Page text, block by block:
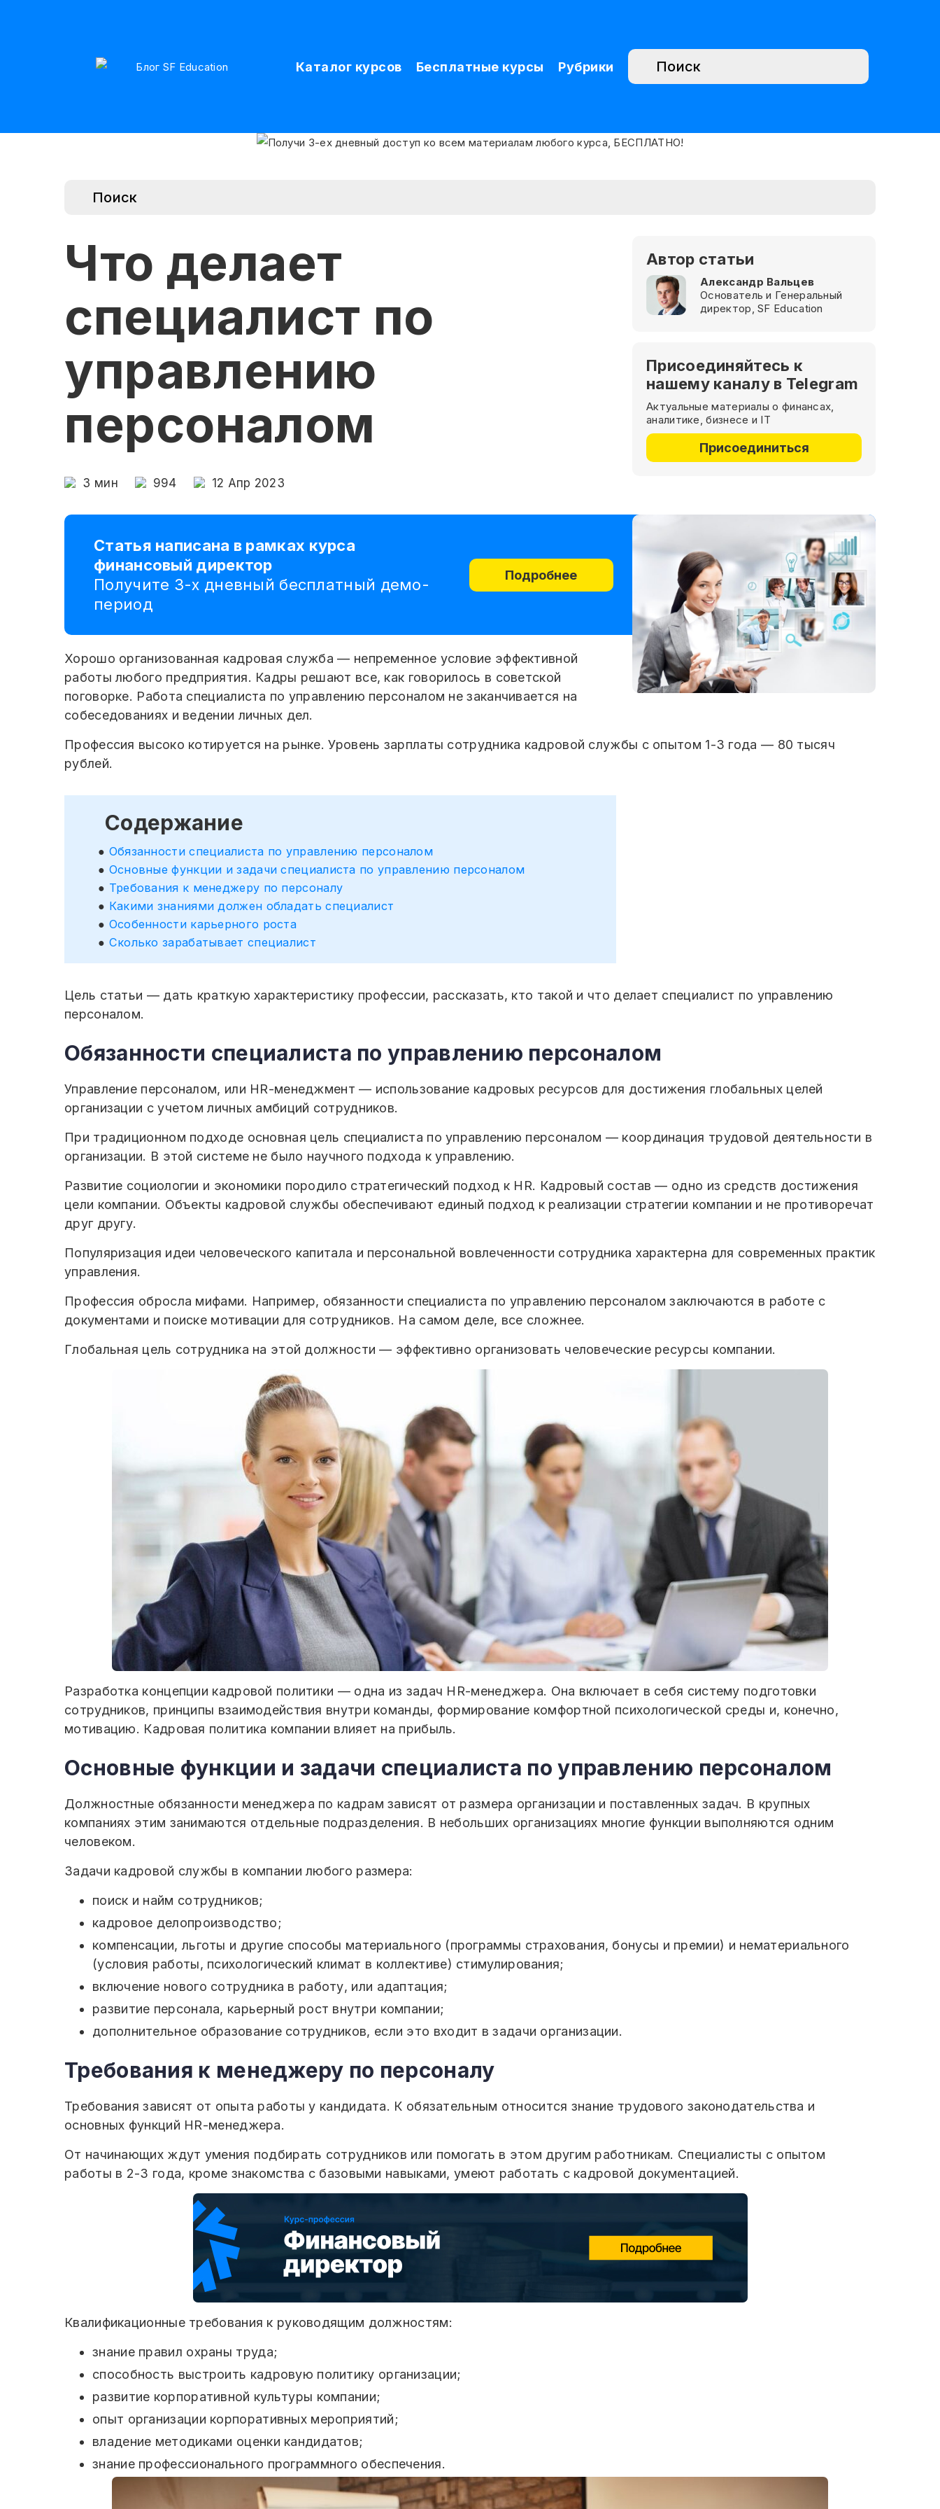
Каталог курсов Бесплатные курсы Рубрики
Что делает
специалист по
управлению
персоналом
3 мин 994 12 Апр 2023
Автор статьи
Александр Вальцев
Основатель и Генеральный
директор, SF Education
Присоединяйтесь к
нашему каналу в Telegram
Актуальные материалы о финансах,
аналитике, бизнесе и IT
Присоединиться
Статья написана в рамках курса
финансовый директор
Получите 3-х дневный бесплатный демо-
период
Подробнее
Хорошо организованная кадровая служба — непременное условие эффективной
работы любого предприятия. Кадры решают все, как говорилось в советской
поговорке. Работа специалиста по управлению персоналом не заканчивается на
собеседованиях и ведении личных дел.
Профессия высоко котируется на рынке. Уровень зарплаты сотрудника кадровой службы с опытом 1-3 года — 80 тысяч
рублей.
Содержание
Обязанности специалиста по управлению персоналом
Основные функции и задачи специалиста по управлению персоналом
Требования к менеджеру по персоналу
Какими знаниями должен обладать специалист
Особенности карьерного роста
Сколько зарабатывает специалист
Цель статьи — дать краткую характеристику профессии, рассказать, кто такой и что делает специалист по управлению
персоналом.
Обязанности специалиста по управлению персоналом
Управление персоналом, или HR-менеджмент — использование кадровых ресурсов для достижения глобальных целей
организации с учетом личных амбиций сотрудников.
При традиционном подходе основная цель специалиста по управлению персоналом — координация трудовой деятельности в
организации. В этой системе не было научного подхода к управлению.
Развитие социологии и экономики породило стратегический подход к HR. Кадровый состав — одно из средств достижения
цели компании. Объекты кадровой службы обеспечивают единый подход к реализации стратегии компании и не противоречат
друг другу.
Популяризация идеи человеческого капитала и персональной вовлеченности сотрудника характерна для современных практик
управления.
Профессия обросла мифами. Например, обязанности специалиста по управлению персоналом заключаются в работе с
документами и поиске мотивации для сотрудников. На самом деле, все сложнее.
Глобальная цель сотрудника на этой должности — эффективно организовать человеческие ресурсы компании.
Разработка концепции кадровой политики — одна из задач HR-менеджера. Она включает в себя систему подготовки
сотрудников, принципы взаимодействия внутри команды, формирование комфортной психологической среды и, конечно,
мотивацию. Кадровая политика компании влияет на прибыль.
Основные функции и задачи специалиста по управлению персоналом
Должностные обязанности менеджера по кадрам зависят от размера организации и поставленных задач. В крупных
компаниях этим занимаются отдельные подразделения. В небольших организациях многие функции выполняются одним
человеком.
Задачи кадровой службы в компании любого размера:
поиск и найм сотрудников;
кадровое делопроизводство;
компенсации, льготы и другие способы материального (программы страхования, бонусы и премии) и нематериального
(условия работы, психологический климат в коллективе) стимулирования;
включение нового сотрудника в работу, или адаптация;
развитие персонала, карьерный рост внутри компании;
дополнительное образование сотрудников, если это входит в задачи организации.
Требования к менеджеру по персоналу
Требования зависят от опыта работы у кандидата. К обязательным относится знание трудового законодательства и
основных функций HR-менеджера.
От начинающих ждут умения подбирать сотрудников или помогать в этом другим работникам. Специалисты с опытом
работы в 2-3 года, кроме знакомства с базовыми навыками, умеют работать с кадровой документацией.
Квалификационные требования к руководящим должностям:
знание правил охраны труда;
способность выстроить кадровую политику организации;
развитие корпоративной культуры компании;
опыт организации корпоративных мероприятий;
владение методиками оценки кандидатов;
знание профессионального программного обеспечения.